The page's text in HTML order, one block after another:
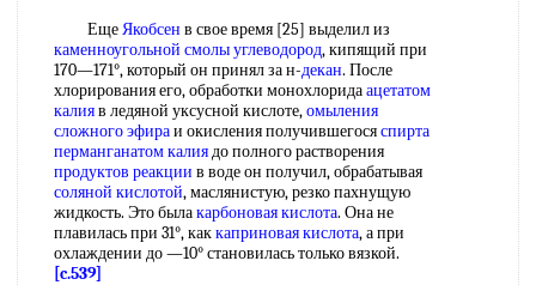
ЕщеЯкобсен в свое время [25] выделил из
каменноугольной смолы углеводород, кипящий при
170—171°, который он принял за н-декан. После
хлорирования его, обработки монохлоридаацетатом
калияв ледяной уксусной кислоте,омыления
сложного эфираи окисления получившегосяспирта
перманганатом калиядо полного растворения
продуктов реакции в воде он получил, обрабатывая
соляной кислотой, маслянистую, резко пахнущую
жидкость. Это былакарбоновая кислота. Она не
плавилась при 31°, каккаприновая кислота, а при
охлаждении до —10° становилась только вязкой.
[c.539]